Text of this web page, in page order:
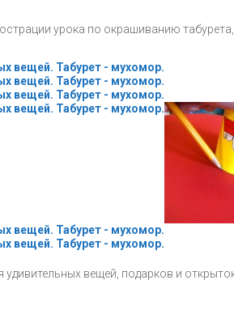
урока по окрашиванию табурета,
удивительных вещей, подарков и